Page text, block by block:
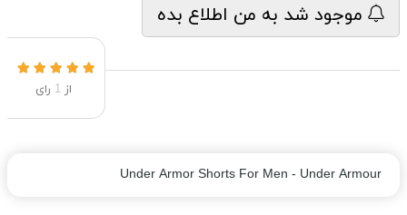
موجود شد به من اطلاع بده
از 1 رای
Under Armor Shorts For Men - Under Armour